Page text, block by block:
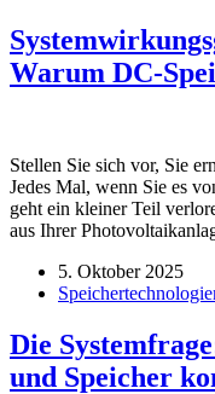
Warum DC-
Stellen Sie sich vor, Sie
Jedes Mal, wenn Sie es
geht ein kleiner Teil
aus Ihrer
5. Oktober 2025
Die
und Speicher